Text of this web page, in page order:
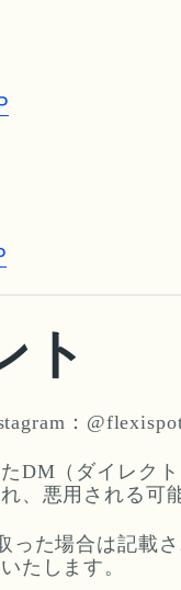
ト
：
DM（ダイレク
、悪用される可
った場合は記載
たします。